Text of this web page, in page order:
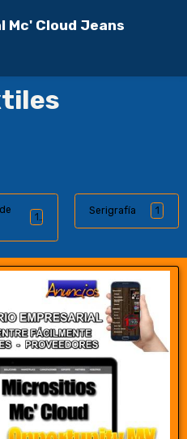
Mc' Cloud Jeans
1
Serigrafía 1